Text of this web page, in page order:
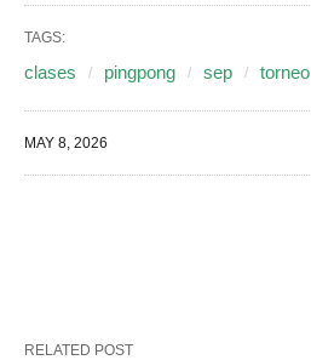
TAGS:
clases pingpong sep torneo
MAY 8, 2026
RELATED POST